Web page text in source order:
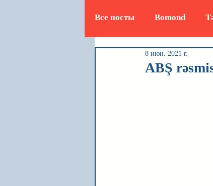
Все посты Bomond
Video
ABŞ
8 июн. 2021 г.